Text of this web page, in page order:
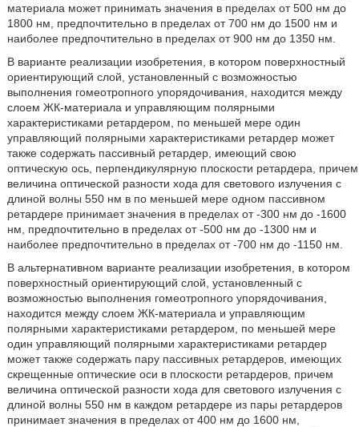
материала может принимать значения в пределах от 500 нм до
1800 нм, предпочтительно в пределах от 700 нм до 1500 нм и
наиболее предпочтительно в пределах от 900 нм до 1350 нм.
В варианте реализации изобретения, в котором поверхностный
ориентирующий слой, установленный с возможностью
выполнения гомеотропного упорядочивания, находится между
слоем ЖК-материала и управляющим полярными
характеристиками ретардером, по меньшей мере один
управляющий полярными характеристиками ретардер может
также содержать пассивный ретардер, имеющий свою
оптическую ось, перпендикулярную плоскости ретардера, причем
величина оптической разности хода для светового излучения с
длиной волны 550 нм в по меньшей мере одном пассивном
ретардере принимает значения в пределах от -300 нм до -1600
нм, предпочтительно в пределах от -500 нм до -1300 нм и
наиболее предпочтительно в пределах от -700 нм до -1150 нм.
В альтернативном варианте реализации изобретения, в котором
поверхностный ориентирующий слой, установленный с
возможностью выполнения гомеотропного упорядочивания,
находится между слоем ЖК-материала и управляющим
полярными характеристиками ретардером, по меньшей мере
один управляющий полярными характеристиками ретардер
может также содержать пару пассивных ретардеров, имеющих
скрещенные оптические оси в плоскости ретардеров, причем
величина оптической разности хода для светового излучения с
длиной волны 550 нм в каждом ретардере из пары ретардеров
принимает значения в пределах от 400 нм до 1600 нм,